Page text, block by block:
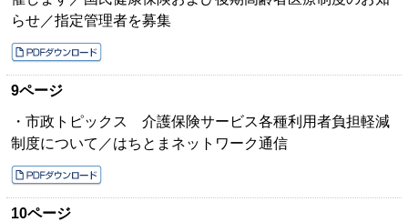
らせ／指定管理者を募集
9ページ
・市政トピックス 介護保険サービス各種利用者負担軽減
制度について／はちとまネットワーク通信
10ページ